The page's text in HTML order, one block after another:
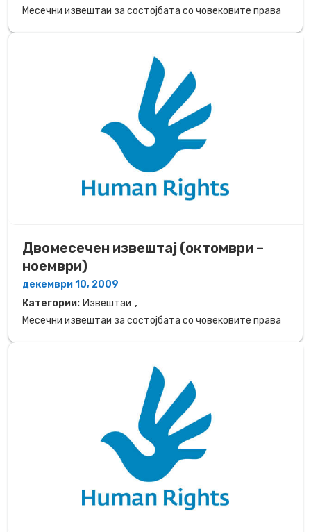
Месечни извештаи за состојбата со човековите права
Двомесечен извештај (октомври –
ноември)
декември 10, 2009
Категории: Извештаи ,
Месечни извештаи за состојбата со човековите права